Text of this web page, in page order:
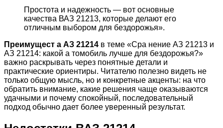
Простота и надежность — вот основные
качества ВАЗ 21213, которые делают его
отличным выбором для бездорожья».
Преимущест а АЗ 21214 в теме «Сра нение АЗ 21213 и
АЗ 21214: какой а томобиль лучше для бездорожья?»
важно раскрывать через понятные детали и
практические ориентиры. Читателю полезно видеть не
только общую мысль, но и конкретные акценты: на что
обратить внимание, какие решения чаще оказываются
удачными и почему спокойный, последовательный
подход обычно дает более уверенный результат.